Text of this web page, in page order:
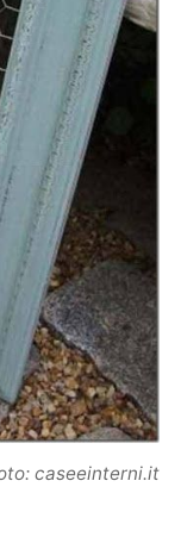
caseeinterni.it